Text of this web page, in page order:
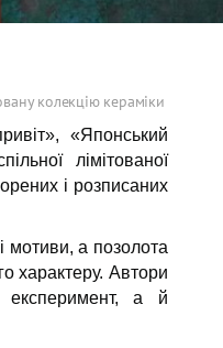
колекцію кераміки
«Японський
лімітованої
і розписаних
мотиви, а позолота
характеру. Автори
експеримент, а й